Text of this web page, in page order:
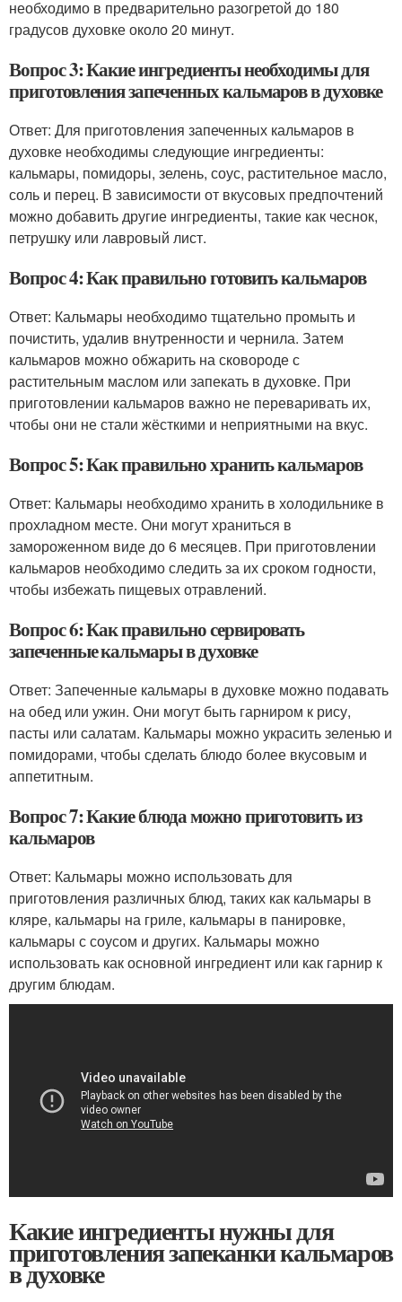
необходимо в предварительно разогретой до 180
градусов духовке около 20 минут.
Вопрос 3: Какие ингредиенты необходимы для
приготовления запеченных кальмаров в духовке
Ответ: Для приготовления запеченных кальмаров в
духовке необходимы следующие ингредиенты:
кальмары, помидоры, зелень, соус, растительное масло,
соль и перец. В зависимости от вкусовых предпочтений
можно добавить другие ингредиенты, такие как чеснок,
петрушку или лавровый лист.
Вопрос 4: Как правильно готовить кальмаров
Ответ: Кальмары необходимо тщательно промыть и
почистить, удалив внутренности и чернила. Затем
кальмаров можно обжарить на сковороде с
растительным маслом или запекать в духовке. При
приготовлении кальмаров важно не переваривать их,
чтобы они не стали жёсткими и неприятными на вкус.
Вопрос 5: Как правильно хранить кальмаров
Ответ: Кальмары необходимо хранить в холодильнике в
прохладном месте. Они могут храниться в
замороженном виде до 6 месяцев. При приготовлении
кальмаров необходимо следить за их сроком годности,
чтобы избежать пищевых отравлений.
Вопрос 6: Как правильно сервировать
запеченные кальмары в духовке
Ответ: Запеченные кальмары в духовке можно подавать
на обед или ужин. Они могут быть гарниром к рису,
пасты или салатам. Кальмары можно украсить зеленью и
помидорами, чтобы сделать блюдо более вкусовым и
аппетитным.
Вопрос 7: Какие блюда можно приготовить из
кальмаров
Ответ: Кальмары можно использовать для
приготовления различных блюд, таких как кальмары в
кляре, кальмары на гриле, кальмары в панировке,
кальмары с соусом и других. Кальмары можно
использовать как основной ингредиент или как гарнир к
другим блюдам.
Какие ингредиенты нужны для
приготовления запеканки кальмаров
в духовке